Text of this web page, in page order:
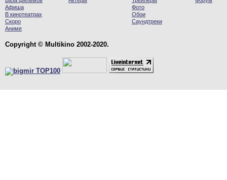
Афиша
В кинотеатрах
Скоро
Аниме
Фото
Обои
Саундтреки
Copyright © Multikino 2002-2020.